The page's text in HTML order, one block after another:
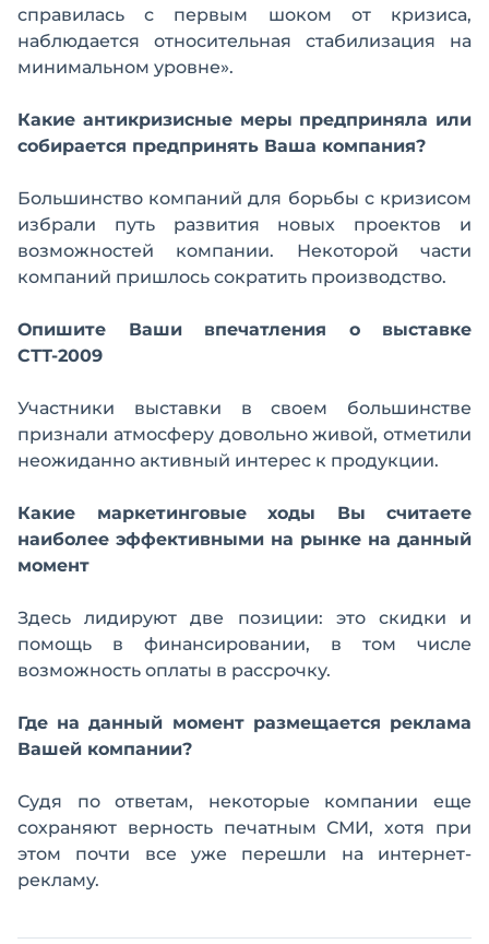
справилась с первым шоком от кризиса,
наблюдается относительная стабилизация на
минимальном уровне».
Какие антикризисные меры предприняла или
собирается предпринять Ваша компания?
Большинство компаний для борьбы с кризисом
избрали путь развития новых проектов и
возможностей компании. Некоторой части
компаний пришлось сократить производство.
Опишите Ваши впечатления о выставке
СТТ-2009
Участники выставки в своем большинстве
признали атмосферу довольно живой, отметили
неожиданно активный интерес к продукции.
Какие маркетинговые ходы Вы считаете
наиболее эффективными на рынке на данный
момент
Здесь лидируют две позиции: это скидки и
помощь в финансировании, в том числе
возможность оплаты в рассрочку.
Где на данный момент размещается реклама
Вашей компании?
Судя по ответам, некоторые компании еще
сохраняют верность печатным СМИ, хотя при
этом почти все уже перешли на интернет-
рекламу.